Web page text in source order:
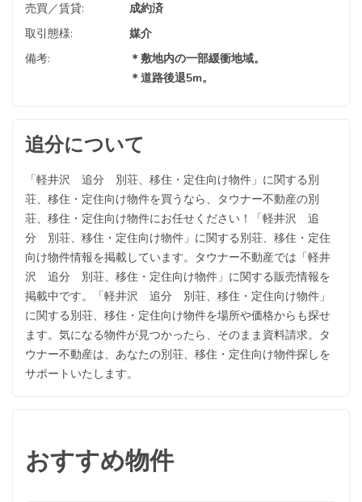
売買／賃貸:
成約済
取引態様:
媒介
備考:
＊敷地内の一部緩衝地域。
＊道路後退5m。
追分について
「軽井沢 追分 別荘、移住・定住向け物件」に関する別
荘、移住・定住向け物件を買うなら、タウナー不動産の別
荘、移住・定住向け物件にお任せください！「軽井沢 追
分 別荘、移住・定住向け物件」に関する別荘、移住・定住
向け物件情報を掲載しています。タウナー不動産では「軽井
沢 追分 別荘、移住・定住向け物件」に関する販売情報を
掲載中です。「軽井沢 追分 別荘、移住・定住向け物件」
に関する別荘、移住・定住向け物件を場所や価格からも探せ
ます。気になる物件が見つかったら、そのまま資料請求。タ
ウナー不動産は、あなたの別荘、移住・定住向け物件探しを
サポートいたします。
おすすめ物件